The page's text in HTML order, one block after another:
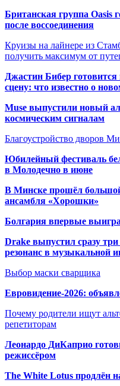
Британская группа Oasis
после воссоединения
Круизы на лайнере из
получить максимум от
Джастин Бибер
сцену: что известно о
Muse выпустили новый
космическим сигналам
Благоустройство дворов
Юбилейный фестиваль
в Молодечно в июне
В Минске прошёл
ансамбля «Хорошки»
Болгария впервые
Drake выпустил сразу
резонанс в музыкальной
Выбор маски сварщика
Евровидение-2026:
Почему родители ищут
репетиторам
Леонардо ДиКаприо
режиссёром
The White Lotus продлён